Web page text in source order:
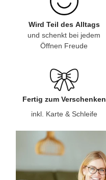
Wird Teil des Alltags
und schenkt bei jedem
Öffnen Freude
Fertig zum Verschenken
inkl. Karte & Schleife